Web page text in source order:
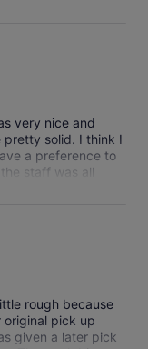
very nice and
solid. I think I
a preference to
staff was all
was just okay. My
very
we spent driving.
rough because
original pick up
given a later pick